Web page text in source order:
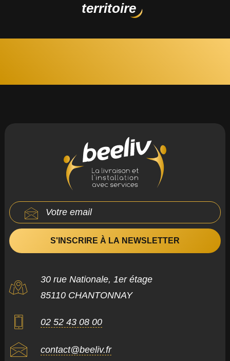
territoire
Agence de Strasbourg
30 rue Nationale, 1er étage
85110 CHANTONNAY
02 52 43 08 00
contact@beeliv.fr